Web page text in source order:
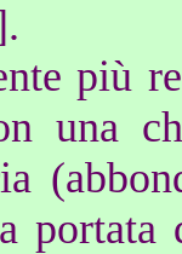
.
più
una